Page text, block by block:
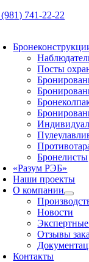
741-22-22
Посты
Бронелисты
«Разум РЭБ»
Наши проекты
О компании
Новости
Экспертные
Отзывы
Контакты